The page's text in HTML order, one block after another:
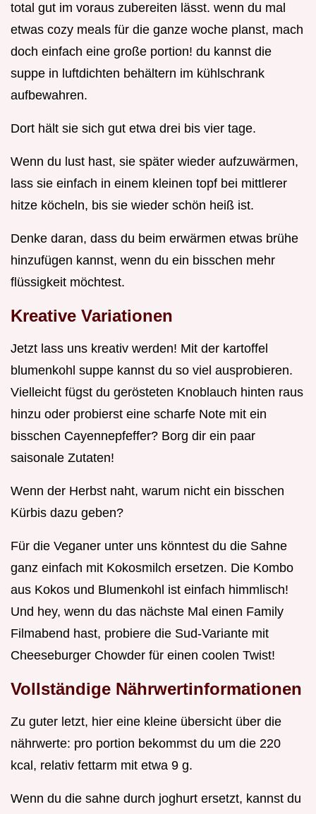
total gut im voraus zubereiten lässt. wenn du mal
etwas cozy meals für die ganze woche planst, mach
doch einfach eine große portion! du kannst die
suppe in luftdichten behältern im kühlschrank
aufbewahren.
Dort hält sie sich gut etwa drei bis vier tage.
Wenn du lust hast, sie später wieder aufzuwärmen,
lass sie einfach in einem kleinen topf bei mittlerer
hitze köcheln, bis sie wieder schön heiß ist.
Denke daran, dass du beim erwärmen etwas brühe
hinzufügen kannst, wenn du ein bisschen mehr
flüssigkeit möchtest.
Kreative Variationen
Jetzt lass uns kreativ werden! Mit der kartoffel
blumenkohl suppe kannst du so viel ausprobieren.
Vielleicht fügst du gerösteten Knoblauch hinten raus
hinzu oder probierst eine scharfe Note mit ein
bisschen Cayennepfeffer? Borg dir ein paar
saisonale Zutaten!
Wenn der Herbst naht, warum nicht ein bisschen
Kürbis dazu geben?
Für die Veganer unter uns könntest du die Sahne
ganz einfach mit Kokosmilch ersetzen. Die Kombo
aus Kokos und Blumenkohl ist einfach himmlisch!
Und hey, wenn du das nächste Mal einen Family
Filmabend hast, probiere die Sud-Variante mit
Cheeseburger Chowder für einen coolen Twist!
Vollständige Nährwertinformationen
Zu guter letzt, hier eine kleine übersicht über die
nährwerte: pro portion bekommst du um die 220
kcal, relativ fettarm mit etwa 9 g.
Wenn du die sahne durch joghurt ersetzt, kannst du